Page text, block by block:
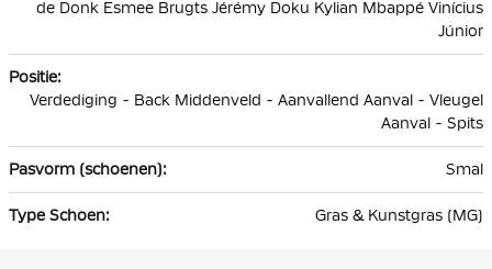
de Donk Esmee Brugts Jérémy Doku Kylian Mbappé Vinícius
Júnior
Verdediging - Back Middenveld - Aanvallend Aanval - Vleugel
Aanval - Spits
Smal
Gras & Kunstgras (MG)